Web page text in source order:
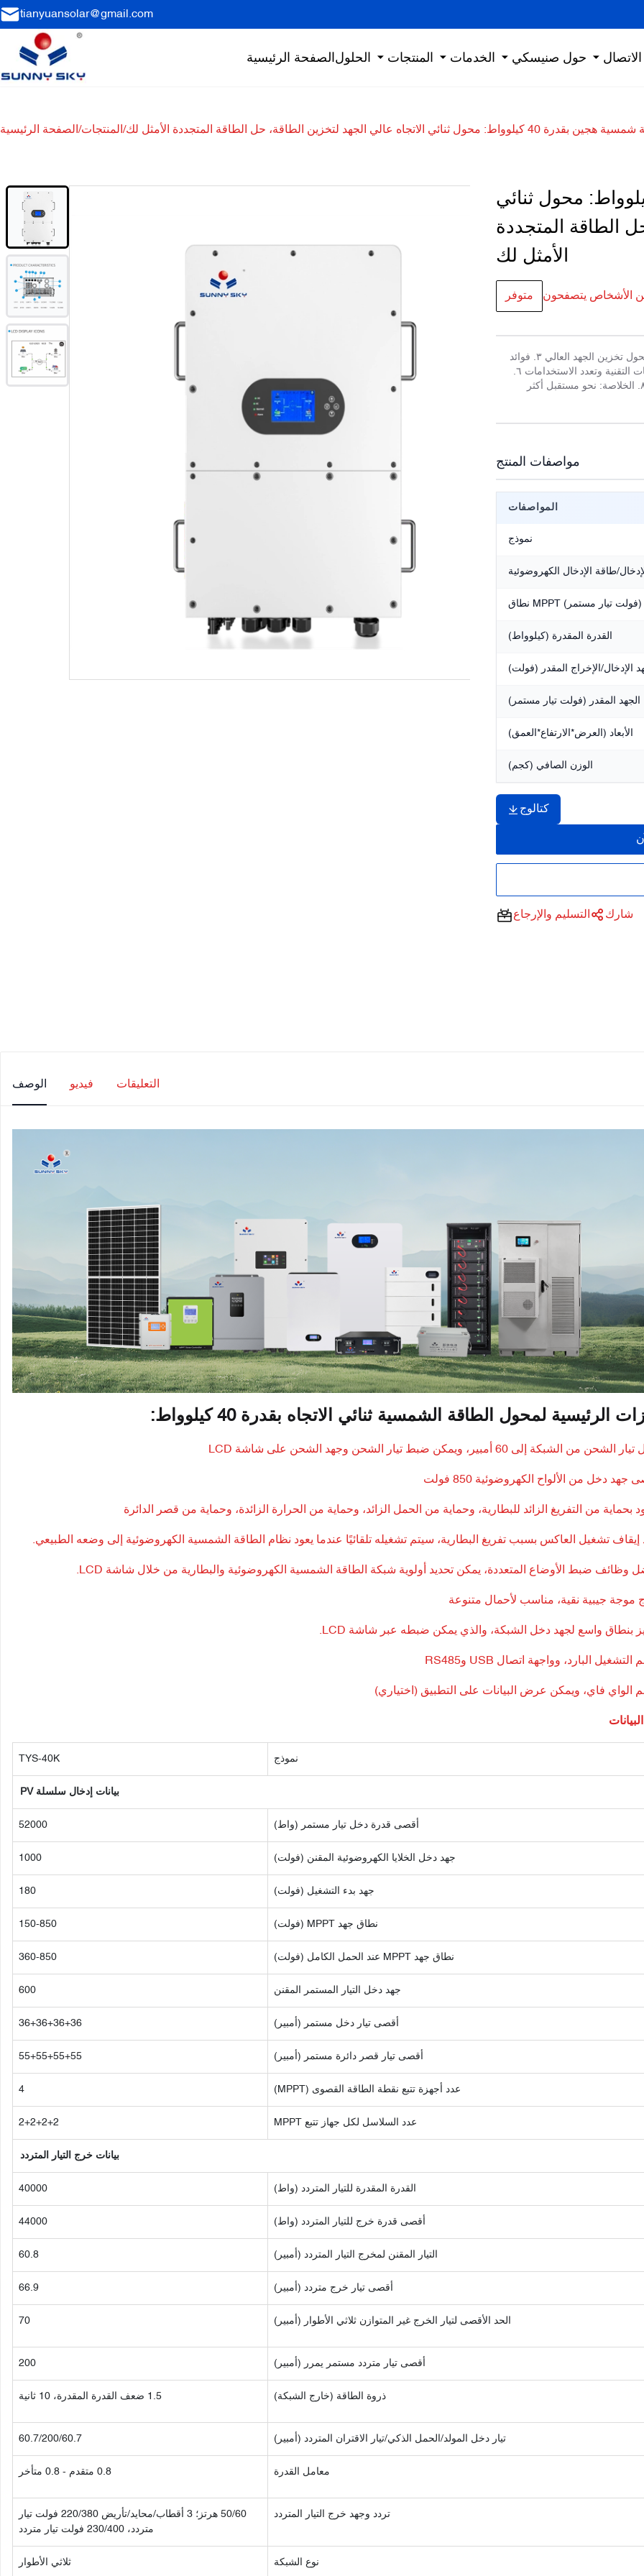
tianyuansolar@gmail.com
الصفحة الرئيسية الحلول المنتجات الخدمات حول صنيسكي الاتصال
الصفحة الرئيسية/المنتجات/ ثنائي الاتجاه عالي الجهد لتخزين الطاقة، حل الطاقة المتجددة الأمثل لك
طاقة شمسية هجين بقدرة 40 كيلوواط: محول ثنائي
الطاقة المتجددة
الأمثل لك
متوفر من الأشخاص يتصفحون
١. مقدمة عن محول الطاقة الشمسية الهجين بقدرة ٤٠ كيلوواط ٢. مميزات محول تخزين الجهد العالي ٣. فوائد
المحول ثنائي الاتجاه ٤. تطبيقاته في أنظمة الطاقة الشمسية الهجينة ٥. المكونات التقنية وتعدد الاستخدامات ٦.
سهولة الاستخدام ومراقبة النظام ٧. تأثيره على الاستدامة والبصمة الكربونية ٨. الخلاصة: نحو مستقبل أكثر
مواصفات المنتج
المواصفات
نموذج
طاقة الإدخال الكهروضوئية
نطاق MPPT (فولت تيار مستمر)
القدرة المقدرة (كيلوواط)
الإدخال/الإخراج المقدر (فولت)
الجهد المقدر (فولت تيار مستمر)
الأبعاد (العرض*الارتفاع*العمق)
الوزن الصافي (كجم)
كتالوج
التسليم والإرجاع شارك
الوصف فيديو التعليقات
الرئيسية لمحول الطاقة الشمسية ثنائي الاتجاه بقدرة 40 كيلوواط:
نموذج TYS-40K
بيانات إدخال سلسلة PV
أقصى قدرة دخل تيار مستمر (واط) 52000
جهد دخل الخلايا الكهروضوئية المقنن (فولت) 1000
جهد بدء التشغيل (فولت) 180
نطاق جهد MPPT (فولت) 150-850
نطاق جهد MPPT عند الحمل الكامل (فولت) 360-850
جهد دخل التيار المستمر المقنن 600
أقصى تيار دخل مستمر (أمبير) 36+36+36+36
أقصى تيار قصر دائرة مستمر (أمبير) 55+55+55+55
عدد أجهزة تتبع نقطة الطاقة القصوى (MPPT) 4
عدد السلاسل لكل جهاز تتبع MPPT 2+2+2+2
بيانات خرج التيار المتردد
القدرة المقدرة للتيار المتردد (واط) 40000
أقصى قدرة خرج للتيار المتردد (واط) 44000
التيار المقنن لمخرج التيار المتردد (أمبير) 60.8
أقصى تيار خرج متردد (أمبير) 66.9
الحد الأقصى لتيار الخرج غير المتوازن ثلاثي الأطوار (أمبير) 70
أقصى تيار متردد مستمر يمرر (أمبير) 200
ذروة الطاقة (خارج الشبكة) 1.5 ضعف القدرة المقدرة، 10 ثانية
تيار دخل المولد/الحمل الذكي/تيار الاقتران المتردد (أمبير) 60.7/200/60.7
معامل القدرة 0.8 متقدم - 0.8 متأخر
تردد وجهد خرج التيار المتردد
50/60 هرتز؛ 3 أقطاب/محايد/تأريض 220/380 فولت تيار
متردد، 230/400 فولت تيار متردد
نوع الشبكة ثلاثي الأطوار